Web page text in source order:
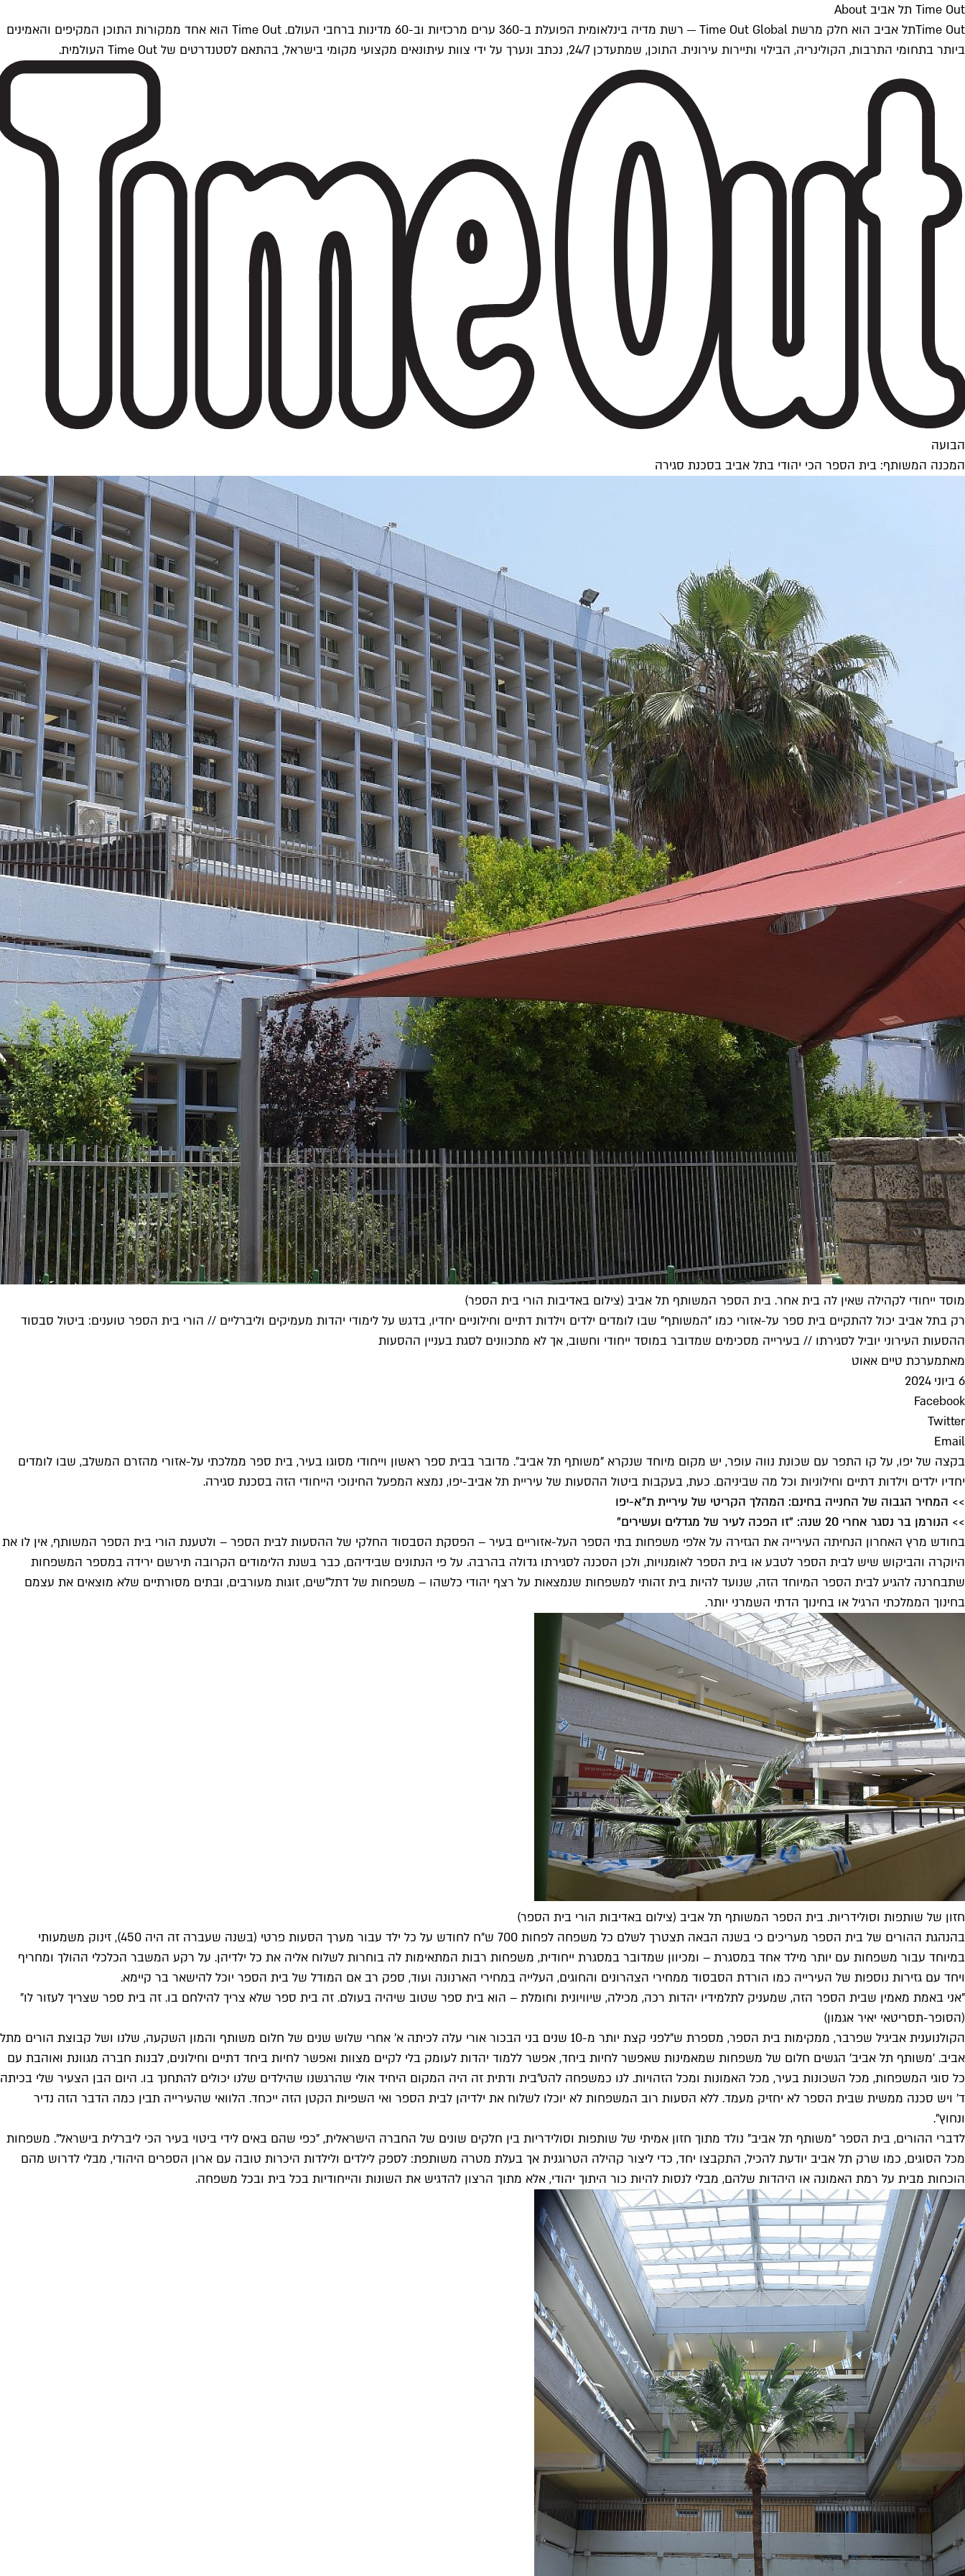
Time Out תל אביב About
Time Outתל אביב הוא חלק מרשת Time Out Global — רשת מדיה בינלאומית הפועלת ב-360 ערים מרכזיות וב-60 מדינות ברחבי העולם. Time Out הוא אחד ממקורות התוכן המקיפים והאמינים
ביותר בתחומי התרבות, הקולינריה, הבילוי ותיירות עירונית. התוכן, שמתעדכן 24/7, נכתב ונערך על ידי צוות עיתונאים מקצועי מקומי בישראל, בהתאם לסטנדרטים של Time Out העולמית.
הבועה
המכנה המשותף: בית הספר הכי יהודי בתל אביב בסכנת סגירה
מוסד ייחודי לקהילה שאין לה בית אחר. בית הספר המשותף תל אביב (צילום באדיבות הורי בית הספר)
רק בתל אביב יכול להתקיים בית ספר על-אזורי כמו "המשותף" שבו לומדים ילדים וילדות דתיים וחילוניים יחדיו, בדגש על לימודי יהדות מעמיקים וליברליים // הורי בית הספר טוענים: ביטול סבסוד
ההסעות העירוני יוביל לסגירתו // בעירייה מסכימים שמדובר במוסד ייחודי וחשוב, אך לא מתכוונים לסגת בעניין ההסעות
מאתמערכת טיים אאוט
6 ביוני 2024
Facebook
Twitter
Email
בקצה של יפו, על קו התפר עם שכונת נווה עופר, יש מקום מיוחד שנקרא "משותף תל אביב". מדובר בבית ספר ראשון וייחודי מסוגו בעיר, בית ספר ממלכתי על-אזורי מהזרם המשלב, שבו לומדים
יחדיו ילדים וילדות דתיים וחילוניות וכל מה שביניהם. כעת, בעקבות ביטול ההסעות של עיריית תל אביב-יפו, נמצא המפעל החינוכי הייחודי הזה בסכנת סגירה.
>> המחיר הגבוה של החנייה בחינם: המהלך הקריטי של עיריית ת"א-יפו
>> הנורמן בר נסגר אחרי 20 שנה: "זו הפכה לעיר של מגדלים ועשירים"
בחודש מרץ האחרון הנחיתה העירייה את הגזירה על אלפי משפחות בתי הספר העל-אזוריים בעיר – הפסקת הסבסוד החלקי של ההסעות לבית הספר – ולטענת הורי בית הספר המשותף, אין לו את
היוקרה והביקוש שיש לבית הספר לטבע או בית הספר לאומנויות, ולכן הסכנה לסגירתו גדולה בהרבה. על פי הנתונים שבידיהם, כבר בשנת הלימודים הקרובה תירשם ירידה במספר המשפחות
שתבחרנה להגיע לבית הספר המיוחד הזה, שנועד להיות בית זהותי למשפחות שנמצאות על רצף יהודי כלשהו – משפחות של דתל"שים, זוגות מעורבים, ובתים מסורתיים שלא מוצאים את עצמם
בחינוך הממלכתי הרגיל או בחינוך הדתי השמרני יותר.
חזון של שותפות וסולידריות. בית הספר המשותף תל אביב (צילום באדיבות הורי בית הספר)
בהנהגת ההורים של בית הספר מעריכים כי בשנה הבאה תצטרך לשלם כל משפחה לפחות 700 ש"ח לחודש על כל ילד עבור מערך הסעות פרטי (בשנה שעברה זה היה 450), זינוק משמעותי
במיוחד עבור משפחות עם יותר מילד אחד במסגרת – ומכיוון שמדובר במסגרת ייחודית, משפחות רבות המתאימות לה בוחרות לשלוח אליה את כל ילדיהן. על רקע המשבר הכלכלי ההולך ומחריף
ויחד עם גזירות נוספות של העירייה כמו הורדת הסבסוד ממחירי הצהרונים והחוגים, העלייה במחירי הארנונה ועוד, ספק רב אם המודל של בית הספר יוכל להישאר בר קיימא.
"אני באמת מאמין שבית הספר הזה, שמעניק לתלמידיו יהדות רכה, מכילה, שיוויונית וחומלת – הוא בית ספר שטוב שיהיה בעולם. זה בית ספר שלא צריך להילחם בו. זה בית ספר שצריך לעזור לו"
(הסופר-תסריטאי יאיר אגמון)
הקולנוענית אביגיל שפרבר, ממקימות בית הספר, מספרת ש"לפני קצת יותר מ-10 שנים בני הבכור אורי עלה לכיתה א' אחרי שלוש שנים של חלום משותף והמון השקעה, שלנו ושל קבוצת הורים מתל
אביב. 'משותף תל אביב' הגשים חלום של משפחות שמאמינות שאפשר לחיות ביחד, אפשר ללמוד יהדות לעומק בלי לקיים מצוות ואפשר לחיות ביחד דתיים וחילונים, לבנות חברה מגוונת ואוהבת עם
כל סוגי המשפחות, מכל השכונות בעיר, מכל האמונות ומכל הזהויות. לנו כמשפחה להט"בית ודתית זה היה המקום היחיד אולי שהרגשנו שהילדים שלנו יכולים להתחנך בו. היום הבן הצעיר שלי בכיתה
ד' ויש סכנה ממשית שבית הספר לא יחזיק מעמד. ללא הסעות רוב המשפחות לא יוכלו לשלוח את ילדיהן לבית הספר ואי השפיות הקטן הזה ייכחד. הלוואי שהעירייה תבין כמה הדבר הזה נדיר
ונחוץ".
לדברי ההורים, בית הספר "משותף תל אביב" נולד מתוך חזון אמיתי של שותפות וסולידריות בין חלקים שונים של החברה הישראלית, "כפי שהם באים לידי ביטוי בעיר הכי ליברלית בישראל". משפחות
מכל הסוגים, כמו שרק תל אביב יודעת להכיל, התקבצו יחד, כדי ליצור קהילה הטרוגנית אך בעלת מטרה משותפת: לספק לילדים ולילדות היכרות טובה עם ארון הספרים היהודי, מבלי לדרוש מהם
הוכחות מבית על רמת האמונה או היהדות שלהם, מבלי לנסות להיות כור היתוך יהודי, אלא מתוך הרצון להדגיש את השונות והייחודיות בכל בית ובכל משפחה.